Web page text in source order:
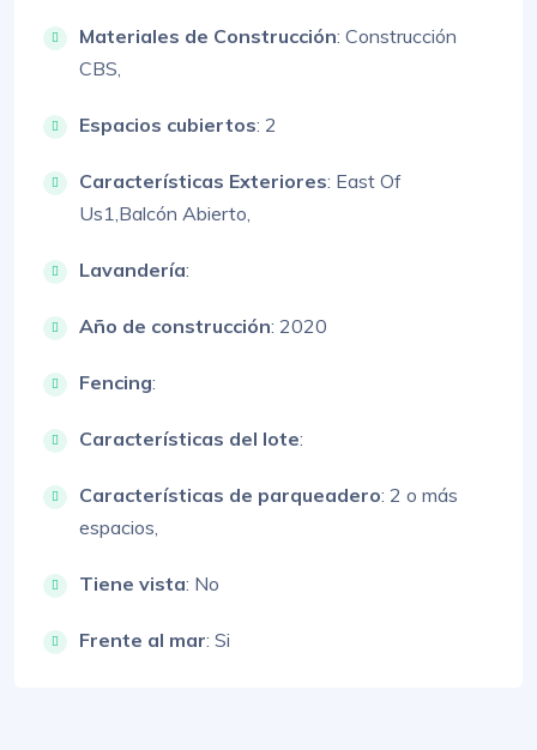
Materiales de Construcción: Construcción
CBS,
Espacios cubiertos: 2
Características Exteriores: East Of
Us1,Balcón Abierto,
Lavandería:
Año de construcción: 2020
Fencing:
Características del lote:
Características de parqueadero: 2 o más
espacios,
Tiene vista: No
Frente al mar: Si